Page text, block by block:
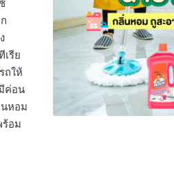
รีย
ถให้
ค่อน
หอม
ร้อม